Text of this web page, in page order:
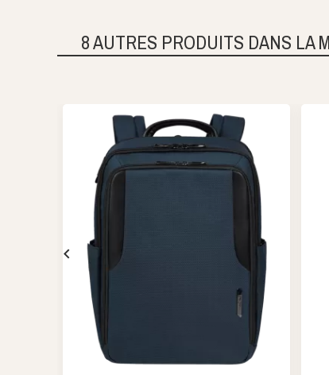
8 AUTRES PRODUITS DANS LA
